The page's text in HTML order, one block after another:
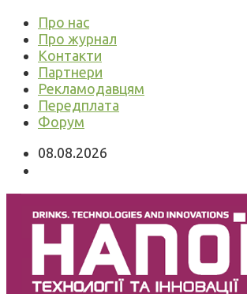
Про нас
Про журнал
Контакти
Партнери
Рекламодавцям
Передплата
Форум
08.08.2026